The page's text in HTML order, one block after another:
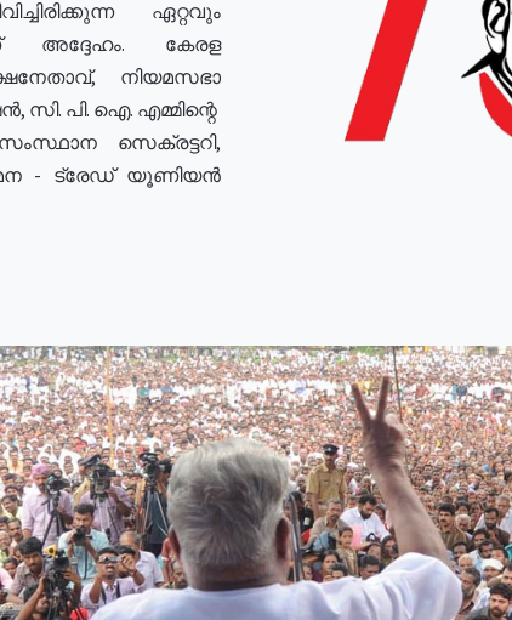
ഏറ്റവും
അദ്ദേഹം. കേരള
നിയമസഭാ
സി. പി. ഐ. എമ്മിന്റെ
സെക്രട്ടറി,
- ട്രേഡ് യൂണിയൻ